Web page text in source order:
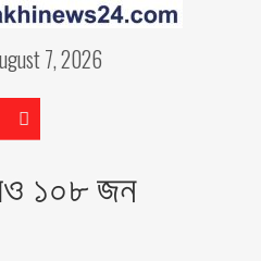
7, 2026
১০৮ জন